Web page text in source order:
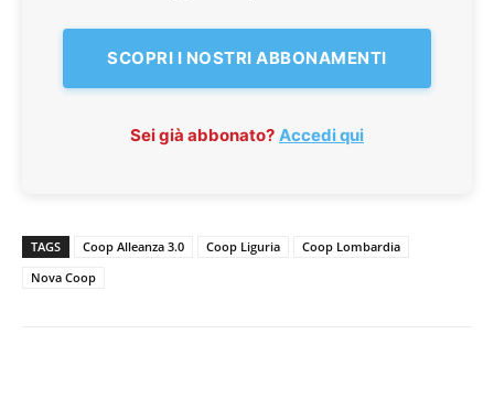
SCOPRI I NOSTRI ABBONAMENTI
Sei già abbonato? Accedi qui
TAGS Coop Alleanza 3.0 Coop Liguria
Coop Lombardia
Nova Coop